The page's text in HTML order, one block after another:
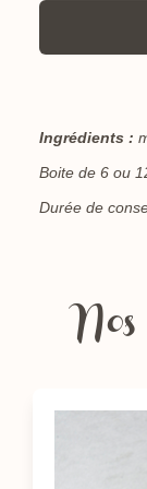
Ingrédients :
Boite de 6 ou
Durée de